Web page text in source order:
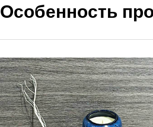
Особенность